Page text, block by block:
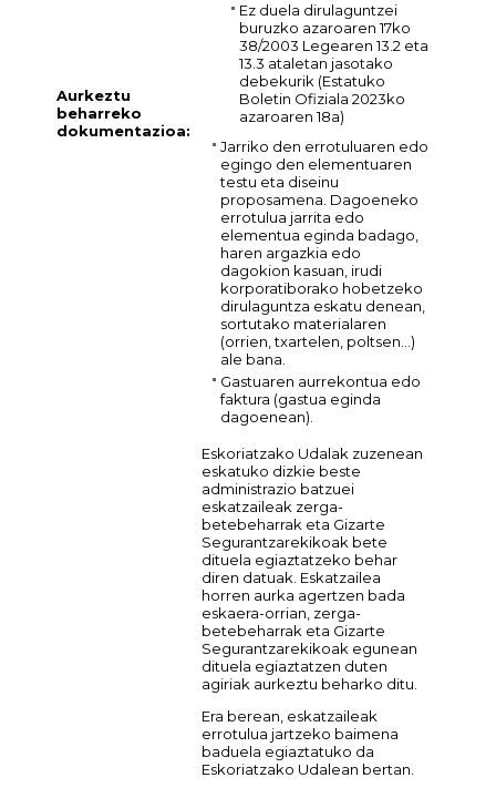
Aurkeztu
beharreko
dokumentazioa:
Ez duela dirulaguntzei
buruzko azaroaren 17ko
38/2003 Legearen 13.2 eta
13.3 ataletan jasotako
debekurik (Estatuko
Boletin Ofiziala 2023ko
azaroaren 18a)
Jarriko den errotuluaren edo
egingo den elementuaren
testu eta diseinu
proposamena. Dagoeneko
errotulua jarrita edo
elementua eginda badago,
haren argazkia edo
dagokion kasuan, irudi
korporatiborako hobetzeko
dirulaguntza eskatu denean,
sortutako materialaren
(orrien, txartelen, poltsen…)
ale bana.
Gastuaren aurrekontua edo
faktura (gastua eginda
dagoenean).
Eskoriatzako Udalak zuzenean
eskatuko dizkie beste
administrazio batzuei
eskatzaileak zerga-
betebeharrak eta Gizarte
Segurantzarekikoak bete
dituela egiaztatzeko behar
diren datuak. Eskatzailea
horren aurka agertzen bada
eskaera-orrian, zerga-
betebeharrak eta Gizarte
Segurantzarekikoak egunean
dituela egiaztatzen duten
agiriak aurkeztu beharko ditu.
Era berean, eskatzaileak
errotulua jartzeko baimena
baduela egiaztatuko da
Eskoriatzako Udalean bertan.